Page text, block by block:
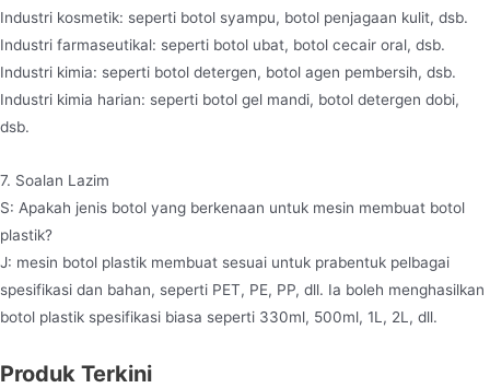
Industri kosmetik: seperti botol syampu, botol penjagaan kulit, dsb.
Industri farmaseutikal: seperti botol ubat, botol cecair oral, dsb.
Industri kimia: seperti botol detergen, botol agen pembersih, dsb.
Industri kimia harian: seperti botol gel mandi, botol detergen dobi,
dsb.
7. Soalan Lazim
S: Apakah jenis botol yang berkenaan untuk mesin membuat botol
plastik?
J: mesin botol plastik membuat sesuai untuk prabentuk pelbagai
spesifikasi dan bahan, seperti PET, PE, PP, dll. Ia boleh menghasilkan
botol plastik spesifikasi biasa seperti 330ml, 500ml, 1L, 2L, dll.
Produk Terkini